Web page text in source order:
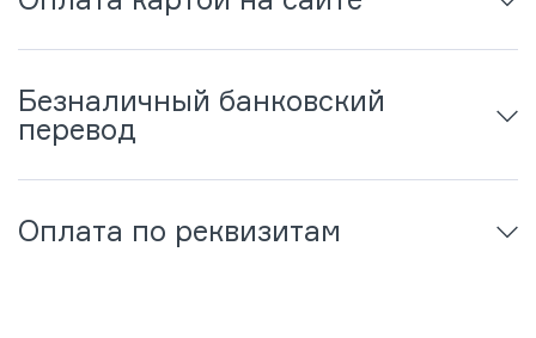
Безналичный банковский
перевод
Оплата по реквизитам